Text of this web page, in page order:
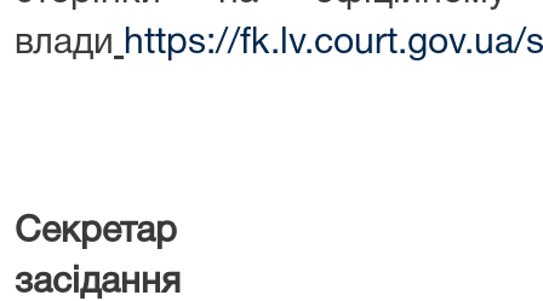
влади https://
Секретар